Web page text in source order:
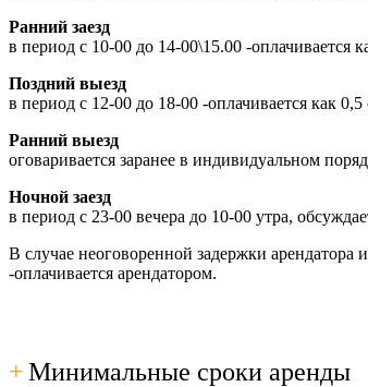
Ранний заезд
в период с 10-00 до 14-00\15.00 -оплачивается
Поздний выезд
в период с 12-00 до 18-00 -оплачивается как
Ранний выезд
оговаривается заранее в индивидуальном
Ночной заезд
в период с 23-00 вечера до 10-00 утра,
В случае неоговоренной задержки
-оплачивается арендатором.
+Минимальные сроки аренды